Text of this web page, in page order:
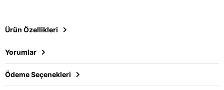
Ürün Özellikleri
Yorumlar
Ödeme Seçenekleri